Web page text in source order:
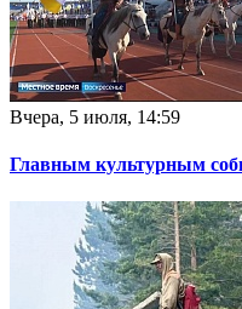
Вчера, 5 июля, 14:59
Главным культурным